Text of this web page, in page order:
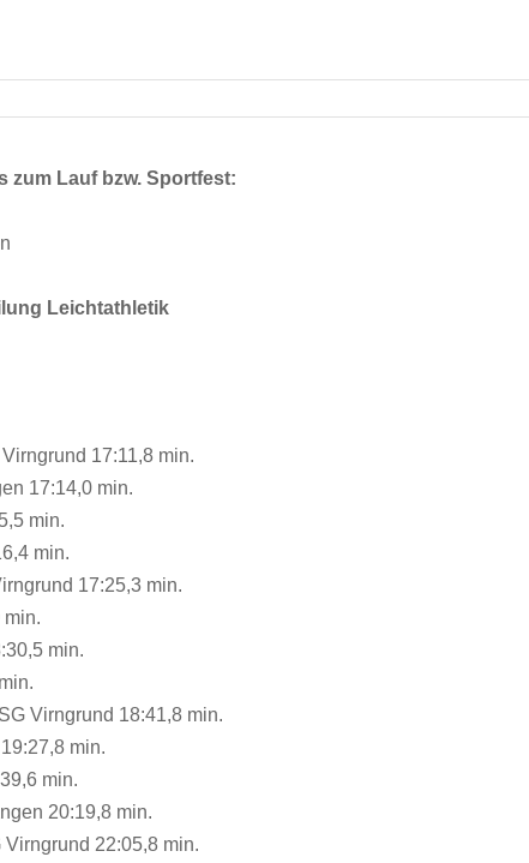
zum Lauf bzw. Sportfest:
Leichtathletik
17:11,8 min.
17:14,0 min.
min.
min.
17:25,3 min.
min.
min.
Virngrund 18:41,8 min.
min.
min.
20:19,8 min.
22:05,8 min.